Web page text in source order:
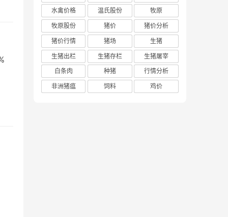
水禽价格
温氏股份
牧原
牧原股份
猪价
猪价分析
猪价行情
猪场
生猪
生猪出栏
生猪存栏
生猪屠宰
白条肉
种猪
行情分析
非洲猪瘟
饲料 鸡价